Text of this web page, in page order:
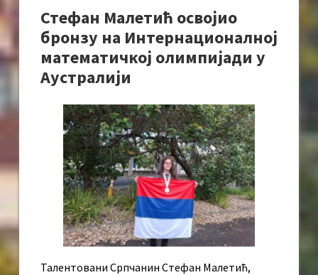
Стефан Малетић освојио
бронзу на Интернационалној
математичкој олимпијади у
Аустралији
Талентовани Српчанин Стефан Малетић,